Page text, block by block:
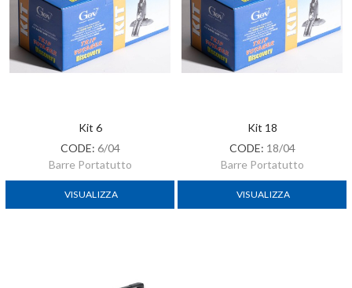
Kit 6
CODE: 6/04
Barre Portatutto
VISUALIZZA
Kit 18
CODE: 18/04
Barre Portatutto
VISUALIZZA